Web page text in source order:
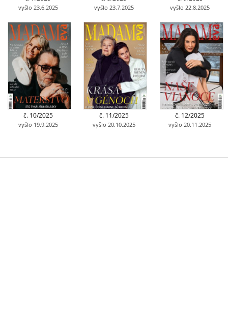
vyšlo 23.6.2025 vyšlo 23.7.2025 vyšlo 22.8.2025
č. 10/2025
vyšlo 19.9.2025
č. 11/2025
vyšlo 20.10.2025
č. 12/2025
vyšlo 20.11.2025